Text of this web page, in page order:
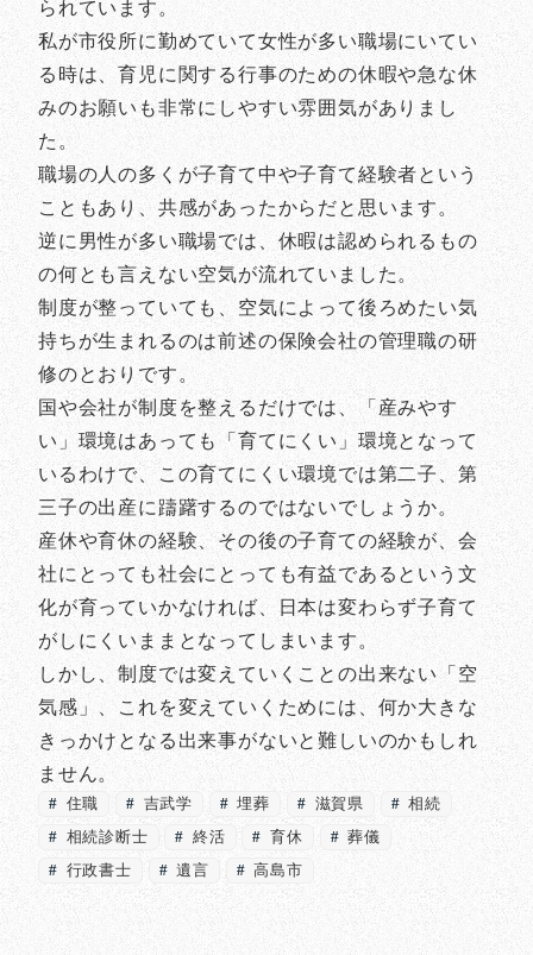
られています。
私が市役所に勤めていて女性が多い職場にいてい
る時は、育児に関する行事のための休暇や急な休
みのお願いも非常にしやすい雰囲気がありまし
た。
職場の人の多くが子育て中や子育て経験者という
こともあり、共感があったからだと思います。
逆に男性が多い職場では、休暇は認められるもの
の何とも言えない空気が流れていました。
制度が整っていても、空気によって後ろめたい気
持ちが生まれるのは前述の保険会社の管理職の研
修のとおりです。
国や会社が制度を整えるだけでは、「産みやす
い」環境はあっても「育てにくい」環境となって
いるわけで、この育てにくい環境では第二子、第
三子の出産に躊躇するのではないでしょうか。
産休や育休の経験、その後の子育ての経験が、会
社にとっても社会にとっても有益であるという文
化が育っていかなければ、日本は変わらず子育て
がしにくいままとなってしまいます。
しかし、制度では変えていくことの出来ない「空
気感」、これを変えていくためには、何か大きな
きっかけとなる出来事がないと難しいのかもしれ
ません。
住職 吉武学 埋葬 滋賀県
相続
相続診断士
終活 育休
葬儀
行政書士
遺言 高島市